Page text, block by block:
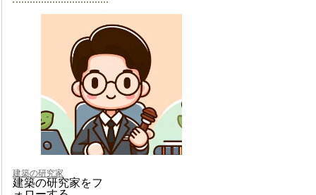
建築の研究家
建築の研究家をフ